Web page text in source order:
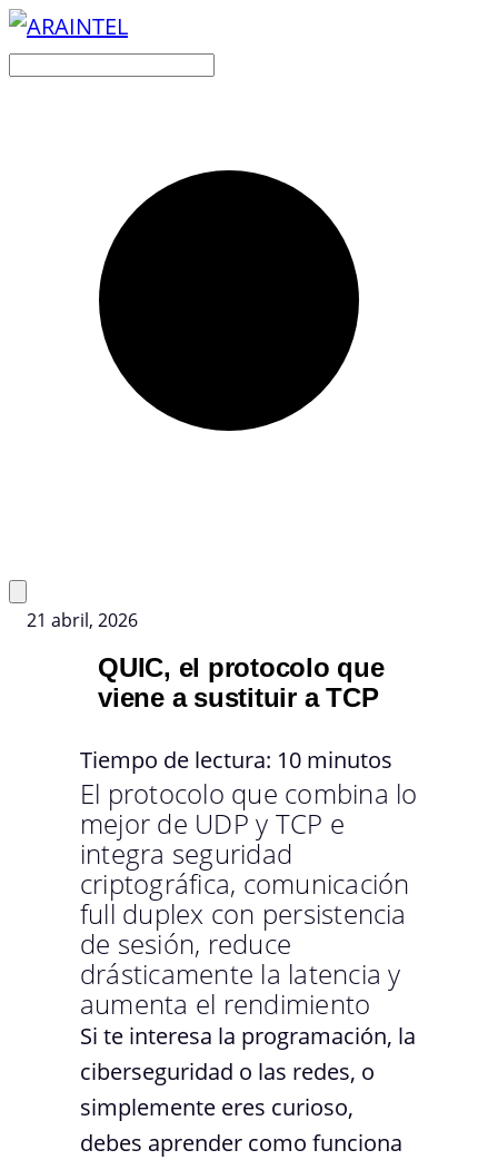
Buscar
21 abril, 2026
QUIC, el protocolo que
viene a sustituir a TCP
Tiempo de lectura: 10 minutos
El protocolo que combina lo
mejor de UDP y TCP e
integra seguridad
criptográfica, comunicación
full duplex con persistencia
de sesión, reduce
drásticamente la latencia y
aumenta el rendimiento
Si te interesa la programación, la
ciberseguridad o las redes, o
simplemente eres curioso,
debes aprender como funciona